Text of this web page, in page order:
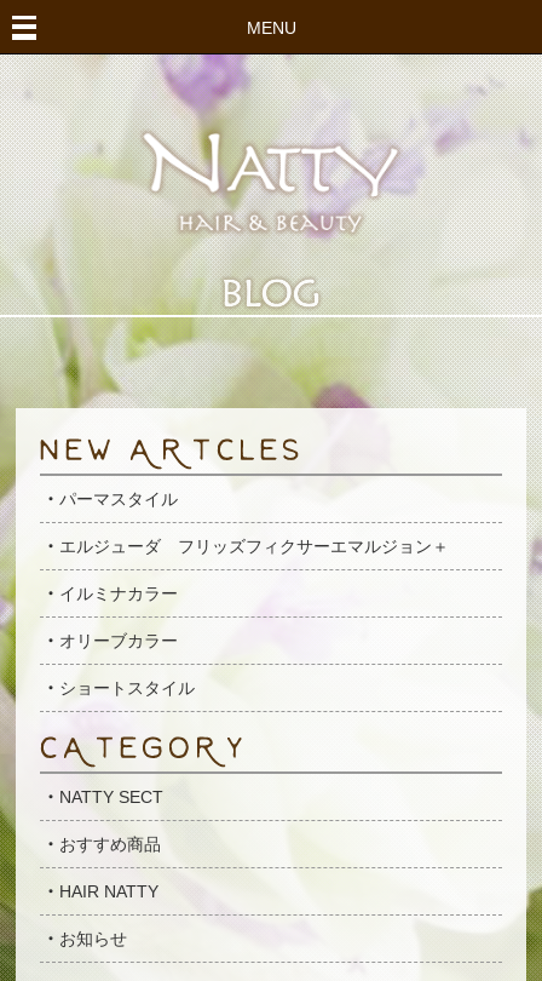
MENU
パーマスタイル
エルジューダ フリッズフィクサーエマルジョン＋
イルミナカラー
オリーブカラー
ショートスタイル
NATTY SECT
おすすめ商品
HAIR NATTY
お知らせ